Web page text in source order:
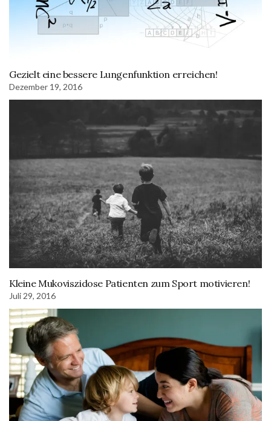
Gezielt eine bessere Lungenfunktion erreichen!
Dezember 19, 2016
Kleine Mukoviszidose Patienten zum Sport motivieren!
Juli 29, 2016